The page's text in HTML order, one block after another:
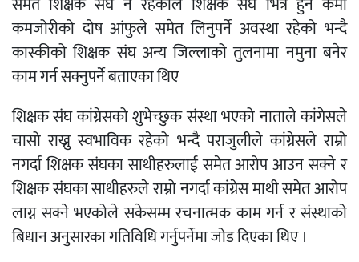
कमजोरीको दोष आंफुले समेत लिनुपर्ने अवस्था रहेको भन्दै
कास्कीको शिक्षक संघ अन्य जिल्लाको तुलनामा नमुना बनेर
काम गर्न सक्नुपर्ने बताएका थिए
शिक्षक संघ कांग्रेसको शुभेच्छुक संस्था भएको नाताले कांगेसले
चासो राख्नु स्वभाविक रहेको भन्दै पराजुलीले कांग्रेसले राम्रो
नगर्दा शिक्षक संघका साथीहरुलाई समेत आरोप आउन सक्ने र
शिक्षक संघका साथीहरुले राम्रो नगर्दा कांग्रेस माथी समेत आरोप
लाग्न सक्ने भएकोले सकेसम्म रचनात्मक काम गर्न र संस्थाको
बिधान अनुसारका गतिविधि गर्नुपर्नेमा जोड दिएका थिए ।